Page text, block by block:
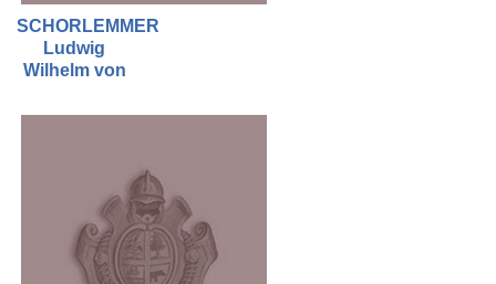
SCHORLEMMER
Ludwig
Wilhelm von